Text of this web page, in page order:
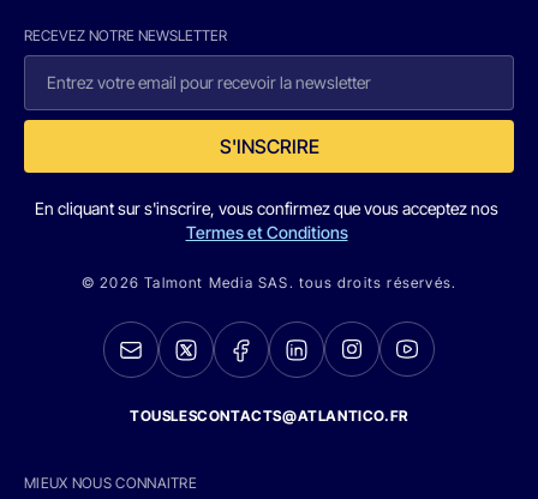
RECEVEZ NOTRE NEWSLETTER
S'INSCRIRE
En cliquant sur s'inscrire, vous confirmez que vous acceptez nos
Termes et Conditions
© 2026 Talmont Media SAS. tous droits réservés.
TOUSLESCONTACTS@ATLANTICO.FR
MIEUX NOUS CONNAITRE